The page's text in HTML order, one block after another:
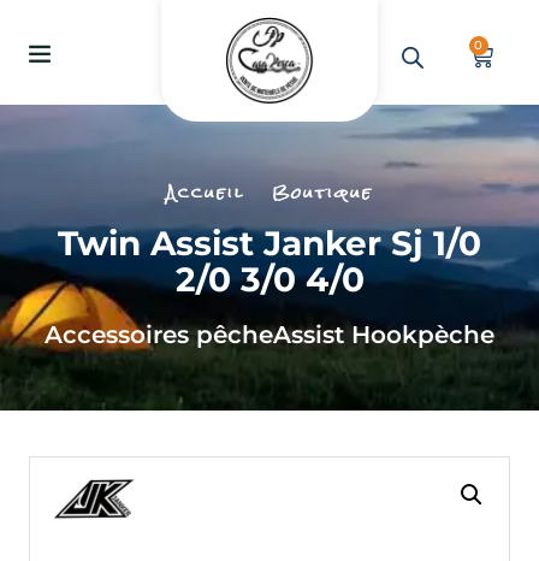
0
Accueil Boutique
Twin Assist Janker Sj 1/0
2/0 3/0 4/0
Accessoires pêcheAssist Hookpèche